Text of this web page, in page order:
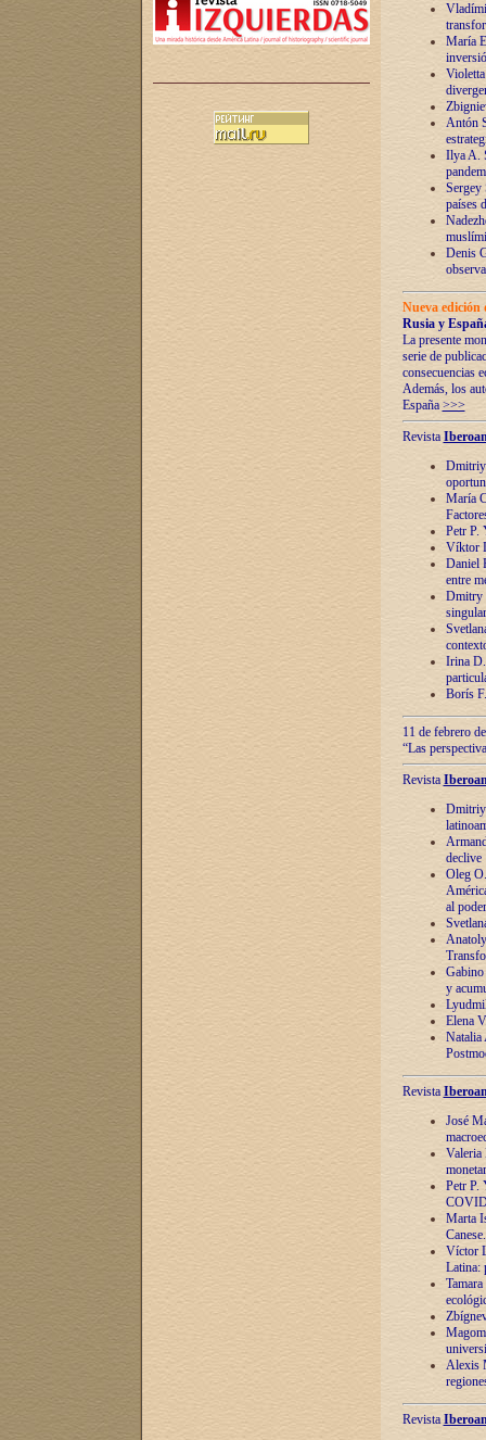
María
Antón
Ilya A.
Sergey
países
Denis
Nueva
Rusia y
La presente
serie de
consecuencias
Además, los
España >>>
Revista
Dmitriy
María
Petr P.
Víktor
Daniel
entre
Dmitry
Irina
Borís
11 de febrero
“Las
Revista
Dmitriy
declive
Oleg
al poder
y
Elena
Natalia
Revista
José
Valeria
Petr P.
Marta
Víctor
Latina:
Alexis
Revista